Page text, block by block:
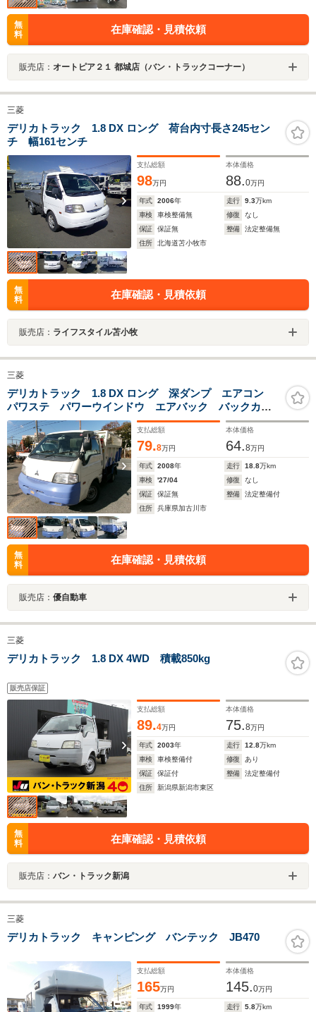
無
料
在庫確認・見積依頼
販売店： オートピア２１ 都城店（バン・トラックコーナー）
三菱
デリカトラック 1.8 DX ロング 荷台内寸長さ245セン
チ 幅161センチ
支払総額
98万円
本体価格
88.0万円
年式 2006年 走行 9.3万km
車検
車検整備無 修復
なし
保証
保証無 整備
法定整備無
住所
北海道苫小牧市
無
料
在庫確認・見積依頼
販売店： ライフスタイル苫小牧
三菱
デリカトラック 1.8 DX ロング 深ダンプ エアコン
パワステ パワーウインドウ エアバック バックカメ
ラ ドラレコ 新明和DRG-015 ETC
支払総額
79.8万円
本体価格
64.8万円
年式 2008年 走行 18.8万km
車検
'27/04 修復
なし
保証
保証無 整備
法定整備付
住所
兵庫県加古川市
無
料
在庫確認・見積依頼
販売店： 優自動車
三菱
デリカトラック 1.8 DX 4WD 積載850kg
販売店保証
支払総額
89.4万円
本体価格
75.8万円
年式 2003年 走行 12.8万km
車検
車検整備付 修復
あり
保証
保証付 整備
法定整備付
住所
新潟県新潟市東区
無
料
在庫確認・見積依頼
販売店： バン・トラック新潟
三菱
デリカトラック キャンピング バンテック JB470
支払総額
165万円
本体価格
145.0万円
年式 1999年 走行 5.8万km